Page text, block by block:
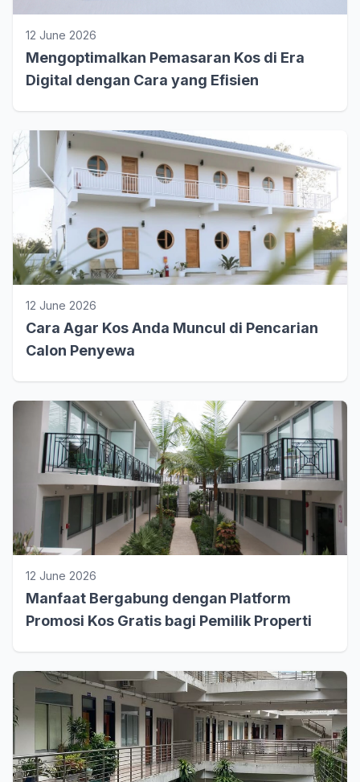
12 June 2026
Mengoptimalkan Pemasaran Kos di Era
Digital dengan Cara yang Efisien
12 June 2026
Cara Agar Kos Anda Muncul di Pencarian
Calon Penyewa
12 June 2026
Manfaat Bergabung dengan Platform
Promosi Kos Gratis bagi Pemilik Properti